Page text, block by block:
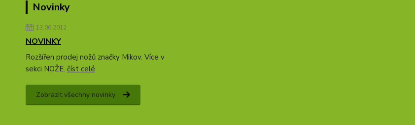
Novinky
13.06.2012
NOVINKY
Rozšířen prodej nožů značky Mikov. Více v
sekci NOŽE. číst celé
Zobrazit všechny novinky